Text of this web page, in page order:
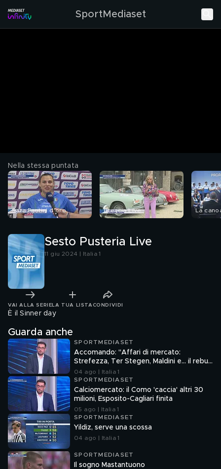
SportMediaset
Nella stessa puntata
Sara Fantini d'oro Brescia Live La
Sesto Pusteria Live
11 giu 2024 | Italia 1
VAI ALLA SERIE LA TUA LISTA CONDIVIDI
È il Sinner day
Guarda anche
SPORTMEDIASET
Accomando: "Affari di mercato:
Strefezza, Ter Stegen, Maldini e... il rebus
Sebastiano Esposito"
04 ago | Italia 1
SPORTMEDIASET
Calciomercato: il Como 'caccia' altri 30
milioni, Esposito-Cagliari finita
05 ago | Italia 1
SPORTMEDIASET
Yildiz, serve una scossa
04 ago | Italia 1
SPORTMEDIASET
Il sogno Mastantuono